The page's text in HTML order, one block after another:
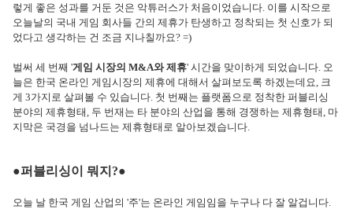
렇게 좋은 성과를 거둔 것은 악튜러스가 처음이었습니다. 이를 시작으로
오늘날의 국내 게임 회사들 간의 제휴가 탄생하고 정착되는 첫 신호가 되
었다고 생각하는 건 조금 지나칠까요? =)
벌써 세 번째 '게임 시장의 M&A와 제휴' 시간을 맞이하게 되었습니다. 오
늘은 한국 온라인 게임시장의 제휴에 대해서 살펴보도록 하겠는데요, 크
게 3가지로 살펴볼 수 있습니다. 첫 번째는 플랫폼으로 정착한 퍼블리싱
분야의 제휴형태, 두 번재는 타 분야의 산업을 통해 경쟁하는 제휴형태, 마
지막은 국경을 넘나드는 제휴형태로 알아보겠습니다.
●퍼블리싱이 뭐지?●
오늘 날 한국 게임 산업의 '주'는 온라인 게임임을 누구나 다 잘 알겁니다.